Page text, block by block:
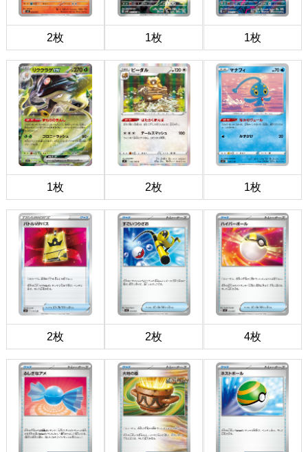
2枚 1枚 1枚
1枚 2枚 1枚
2枚 2枚 4枚